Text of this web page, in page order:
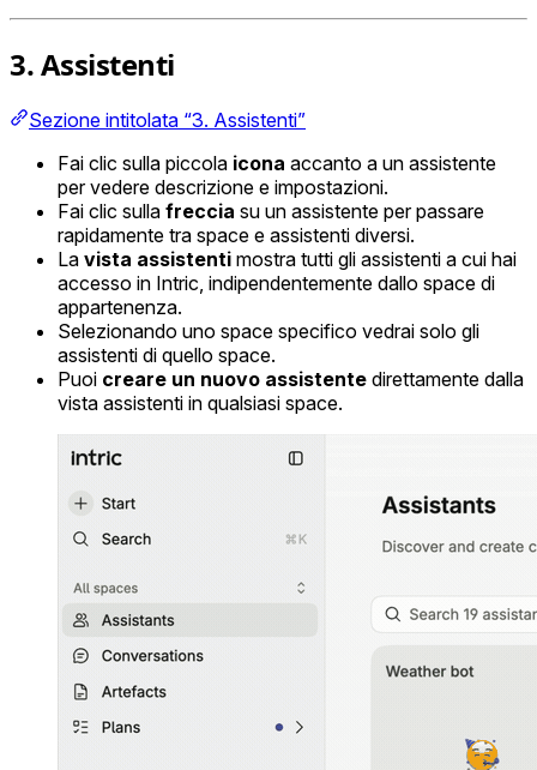
3. Assistenti
Sezione intitolata “3. Assistenti”
Fai clic sulla piccola icona accanto a un assistente
per vedere descrizione e impostazioni.
Fai clic sulla freccia su un assistente per passare
rapidamente tra space e assistenti diversi.
La vista assistenti mostra tutti gli assistenti a cui hai
accesso in Intric, indipendentemente dallo space di
appartenenza.
Selezionando uno space specifico vedrai solo gli
assistenti di quello space.
Puoi creare un nuovo assistente direttamente dalla
vista assistenti in qualsiasi space.